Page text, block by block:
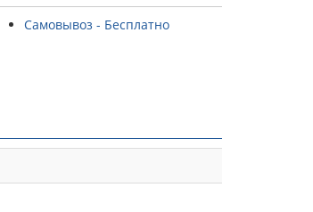
Самовывоз - Бесплатно